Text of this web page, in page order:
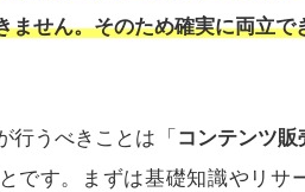
ません。そのため確実に両立で
行うべきことは「 コンテンツ
です。まずは基礎知識やリサ